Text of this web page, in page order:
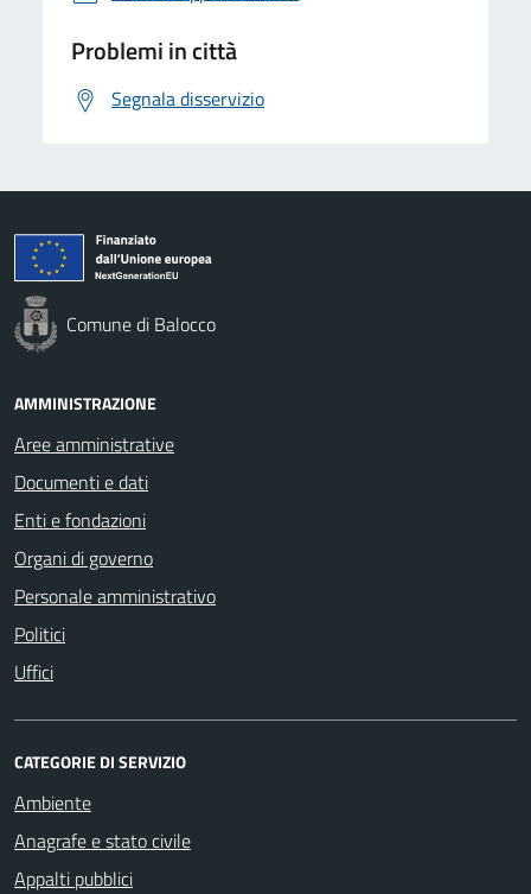
Problemi in città
Segnala disservizio
Comune di Balocco
AMMINISTRAZIONE
Aree amministrative
Documenti e dati
Enti e fondazioni
Organi di governo
Personale amministrativo
Politici
Uffici
CATEGORIE DI SERVIZIO
Ambiente
Anagrafe e stato civile
Appalti pubblici